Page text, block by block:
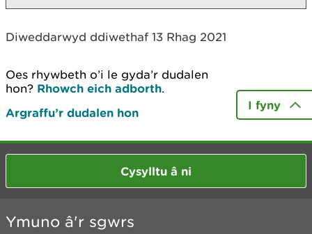
Diweddarwyd ddiwethaf 13 Rhag 2021
Oes rhywbeth o’i le gyda’r dudalen
hon? Rhowch eich adborth.
Argraffu’r dudalen hon
I fyny
Cysylltu â ni
Ymuno â'r sgwrs